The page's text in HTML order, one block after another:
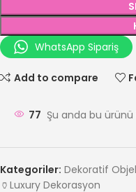
WhatsApp Sipariş
Add to compare
77 Şu anda bu ürünü
Kategoriler: Dekoratif
🏺Luxury Dekorasyon